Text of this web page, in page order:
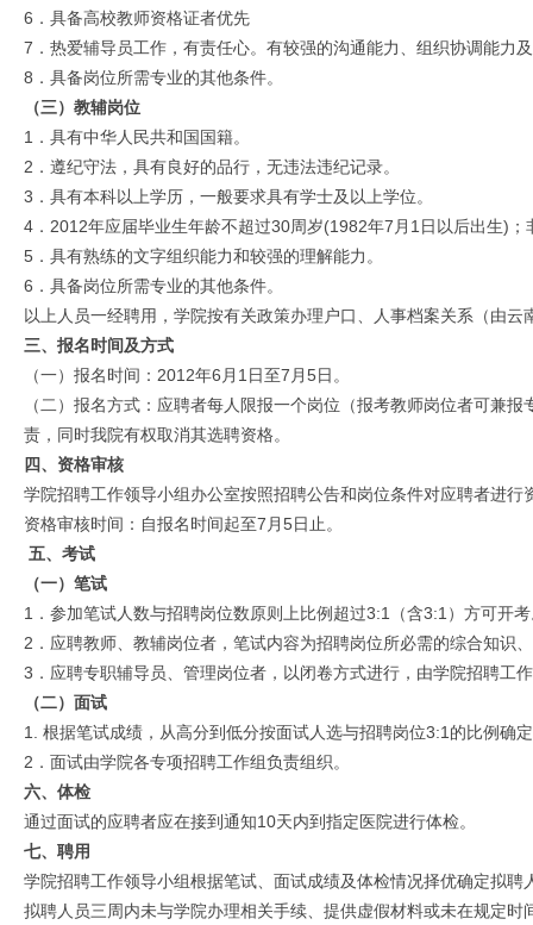
6．具备高校教师资格证者优先
7．热爱辅导员工作，有责任心。有较强的沟通能力、组织协调能力
8．具备岗位所需专业的其他条件。
（三）教辅岗位
1．具有中华人民共和国国籍。
2．遵纪守法，具有良好的品行，无违法违纪记录。
3．具有本科以上学历，一般要求具有学士及以上学位。
4．2012年应届毕业生年龄不超过30周岁(1982年7月1日以后出生)
5．具有熟练的文字组织能力和较强的理解能力。
6．具备岗位所需专业的其他条件。
以上人员一经聘用，学院按有关政策办理户口、人事档案关系（由
三、报名时间及方式
（一）报名时间：2012年6月1日至7月5日。
（二）报名方式：应聘者每人限报一个岗位（报考教师岗位者可兼
责，同时我院有权取消其选聘资格。
四、资格审核
学院招聘工作领导小组办公室按照招聘公告和岗位条件对应聘者进
资格审核时间：自报名时间起至7月5日止。
五、考试
（一）笔试
1．参加笔试人数与招聘岗位数原则上比例超过3:1（含3:1）方可开
2．应聘教师、教辅岗位者，笔试内容为招聘岗位所必需的综合知识
3．应聘专职辅导员、管理岗位者，以闭卷方式进行，由学院招聘工
（二）面试
1. 根据笔试成绩，从高分到低分按面试人选与招聘岗位3:1的比例确
2．面试由学院各专项招聘工作组负责组织。
六、体检
通过面试的应聘者应在接到通知10天内到指定医院进行体检。
七、聘用
学院招聘工作领导小组根据笔试、面试成绩及体检情况择优确定拟
拟聘人员三周内未与学院办理相关手续、提供虚假材料或未在规定时